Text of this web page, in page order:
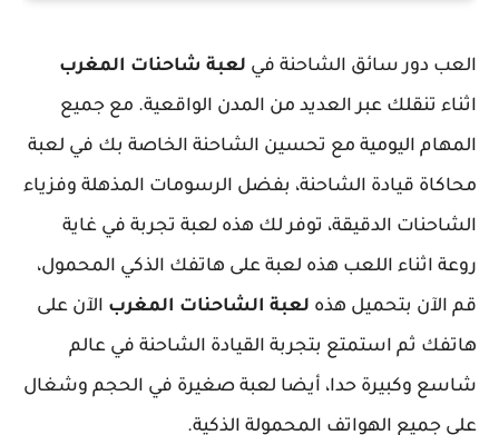
العب دور سائق الشاحنة في لعبة شاحنات المغرب
اثناء تنقلك عبر العديد من المدن الواقعية. مع جميع
المهام اليومية مع تحسين الشاحنة الخاصة بك في لعبة
محاكاة قيادة الشاحنة، بفضل الرسومات المذهلة وفزياء
الشاحنات الدقيقة، توفر لك هذه لعبة تجربة في غاية
روعة اثناء اللعب هذه لعبة على هاتفك الذكي المحمول،
قم الآن بتحميل هذه لعبة الشاحنات المغرب الآن على
هاتفك ثم استمتع بتجربة القيادة الشاحنة في عالم
شاسع وكبيرة حدا، أيضا لعبة صغيرة في الحجم وشغال
على جميع الهواتف المحمولة الذكية.